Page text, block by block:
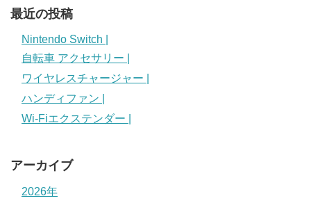
最近の投稿
Nintendo Switch |
自転車 アクセサリー |
ワイヤレスチャージャー |
ハンディファン |
Wi-Fiエクステンダー |
アーカイブ
2026年